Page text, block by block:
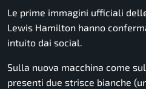
Le prime immagini ufficiali
Lewis Hamilton hanno
intuito dai social.
Sulla nuova macchina come
presenti due strisce bianche